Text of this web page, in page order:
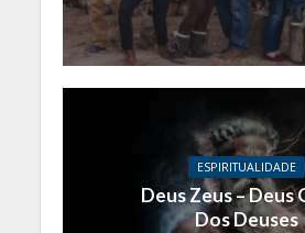
ESPIRITUALIDADE
Deus Zeus – Deus
Dos Deuses